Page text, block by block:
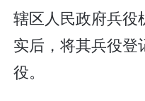
辖区人民政府兵役
实后，将其兵役登
役。